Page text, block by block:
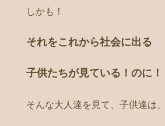
しかも！
それをこれから社会に出る
子供たちが見ている！のに！
そんな大人達を見て、子供達は、